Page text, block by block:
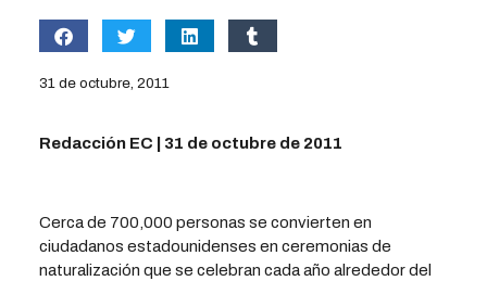
31 de octubre, 2011
Redacción EC | 31 de octubre de 2011
Cerca de 700,000 personas se convierten en
ciudadanos estadounidenses en ceremonias de
naturalización que se celebran cada año alrededor del